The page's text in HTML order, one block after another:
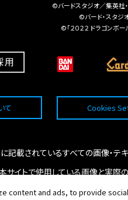
©バードスタジオ／集英社
©バード・スタジ
©「２０２２ ドラゴンボ
て Cookies
記載されているすべての画像・テ
本サイトで使用している画像と実際
より、データが反映されない場合
content and ads, to provide